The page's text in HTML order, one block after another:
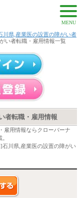
MENU
川県,産業医の設置の障がい者
い者転職・雇用情報一覧
者転職・雇用情報
雇用情報ならクローバーナ
石川県,産業医の設置の障がい